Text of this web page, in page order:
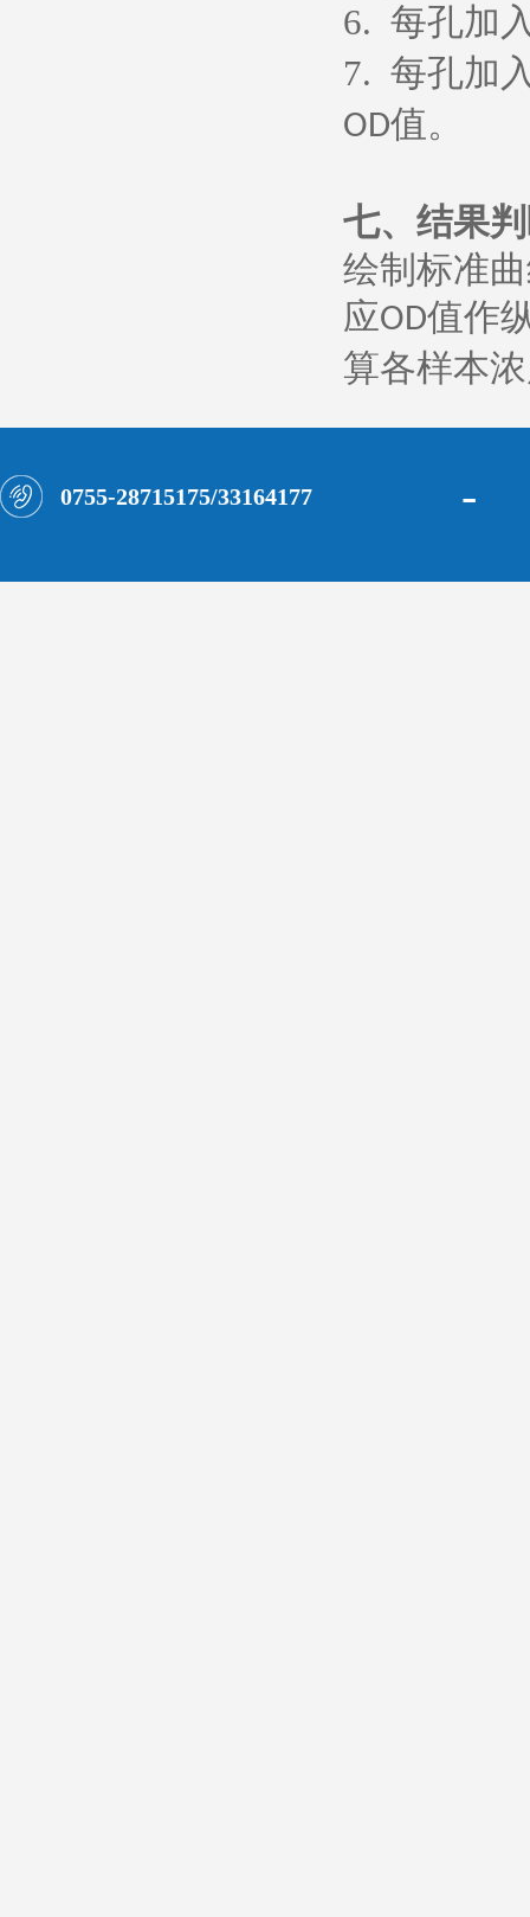
6. 每孔加
7. 每孔加
OD值。
七、 结果
绘制标准
应OD值作
算各样本
0755-28715175/33164177 -